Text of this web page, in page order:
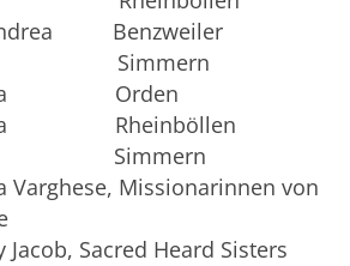
Benzweiler
Simmern
Elsa Orden
Rheinböllen
Simmern
Varghese, Missionarinnen von
Jacob, Sacred Heard Sisters